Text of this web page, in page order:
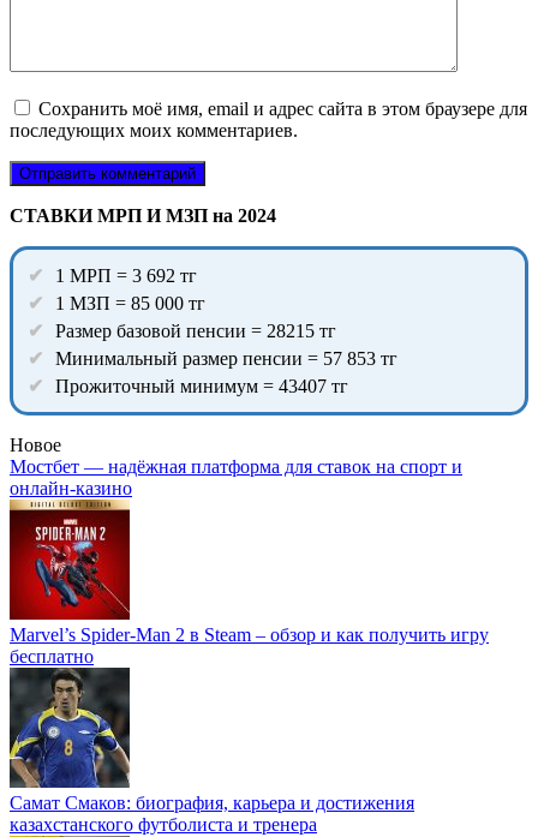
Сохранить моё имя, email и адрес сайта в этом браузере для
последующих моих комментариев.
СТАВКИ МРП И МЗП на 2024
1 МРП = 3 692 тг
1 МЗП = 85 000 тг
Размер базовой пенсии = 28215 тг
Минимальный размер пенсии = 57 853 тг
Прожиточный минимум = 43407 тг
Новое
Мостбет — надёжная платформа для ставок на спорт и
онлайн-казино
Marvel’s Spider-Man 2 в Steam – обзор и как получить игру
бесплатно
Самат Смаков: биография, карьера и достижения
казахстанского футболиста и тренера